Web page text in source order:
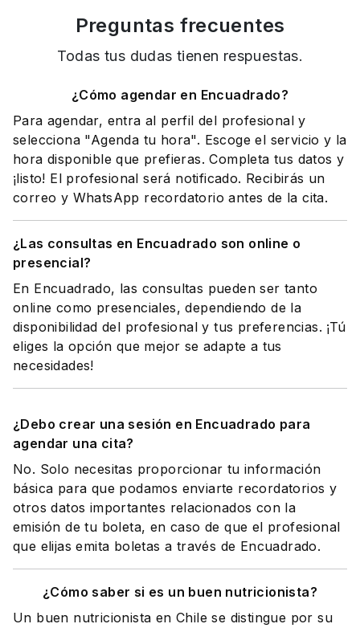
Preguntas frecuentes
Todas tus dudas tienen respuestas.
¿Cómo agendar en Encuadrado?
Para agendar, entra al perfil del profesional y
selecciona "Agenda tu hora". Escoge el servicio y la
hora disponible que prefieras. Completa tus datos y
¡listo! El profesional será notificado. Recibirás un
correo y WhatsApp recordatorio antes de la cita.
¿Las consultas en Encuadrado son online o
presencial?
En Encuadrado, las consultas pueden ser tanto
online como presenciales, dependiendo de la
disponibilidad del profesional y tus preferencias. ¡Tú
eliges la opción que mejor se adapte a tus
necesidades!
¿Debo crear una sesión en Encuadrado para
agendar una cita?
No. Solo necesitas proporcionar tu información
básica para que podamos enviarte recordatorios y
otros datos importantes relacionados con la
emisión de tu boleta, en caso de que el profesional
que elijas emita boletas a través de Encuadrado.
¿Cómo saber si es un buen nutricionista?
Un buen nutricionista en Chile se distingue por su